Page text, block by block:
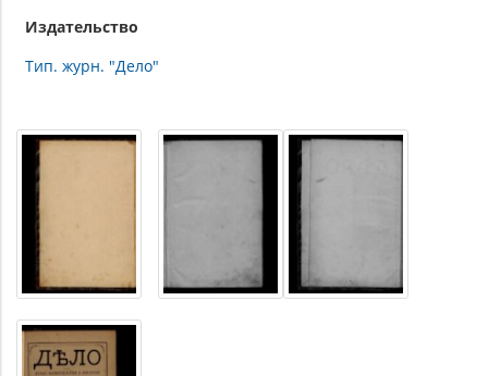
Издательство
Тип. журн. "Дело"